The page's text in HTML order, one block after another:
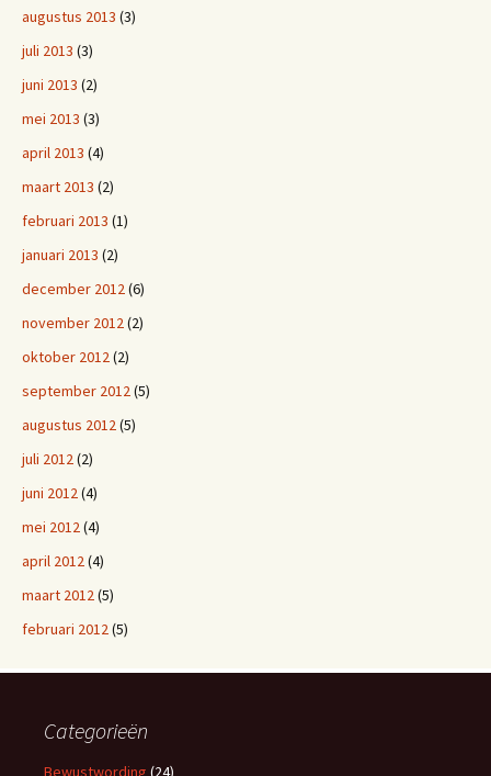
augustus 2013 (3)
juli 2013 (3)
juni 2013 (2)
mei 2013 (3)
april 2013 (4)
maart 2013 (2)
februari 2013 (1)
januari 2013 (2)
december 2012(6)
november 2012(2)
oktober 2012(2)
september 2012(5)
augustus 2012(5)
juli 2012(2)
juni 2012(4)
mei 2012(4)
april 2012(4)
maart 2012(5)
februari 2012(5)
Categorieën
Bewustwording (24)